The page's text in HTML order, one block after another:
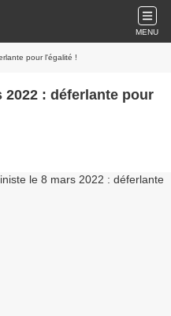
MENU
pour l'égalité !
2022 : déferlante pour